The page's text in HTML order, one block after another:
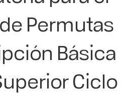
Permutas
Básica
Ciclo